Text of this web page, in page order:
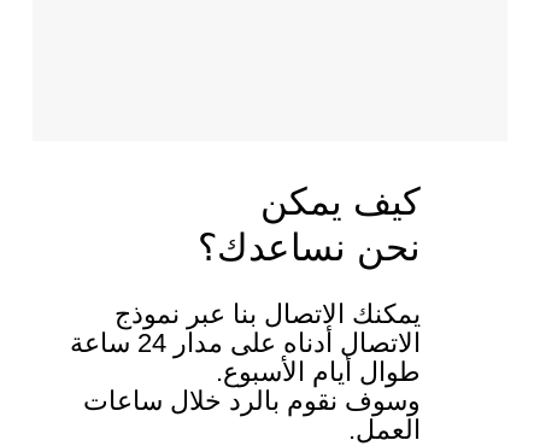
كيف يمكن
نحن نساعدك؟
يمكنك الاتصال بنا عبر نموذج
الاتصال أدناه على مدار 24 ساعة
طوال أيام الأسبوع.
وسوف نقوم بالرد خلال ساعات
العمل.